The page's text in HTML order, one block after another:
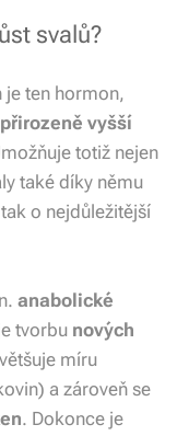
svalů?
je ten hormon,
přirozeně vyšší
totiž nejen
také díky němu
o nejdůležitější
anabolické
tvorbu nových
míru
a zároveň se
. Dokonce je